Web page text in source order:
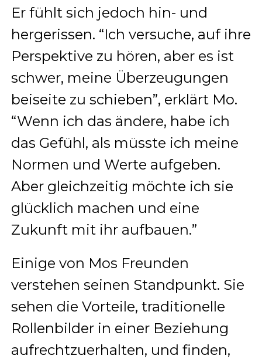
Er fühlt sich jedoch hin- und
hergerissen. “Ich versuche, auf ihre
Perspektive zu hören, aber es ist
schwer, meine Überzeugungen
beiseite zu schieben”, erklärt Mo.
“Wenn ich das ändere, habe ich
das Gefühl, als müsste ich meine
Normen und Werte aufgeben.
Aber gleichzeitig möchte ich sie
glücklich machen und eine
Zukunft mit ihr aufbauen.”
Einige von Mos Freunden
verstehen seinen Standpunkt. Sie
sehen die Vorteile, traditionelle
Rollenbilder in einer Beziehung
aufrechtzuerhalten, und finden,